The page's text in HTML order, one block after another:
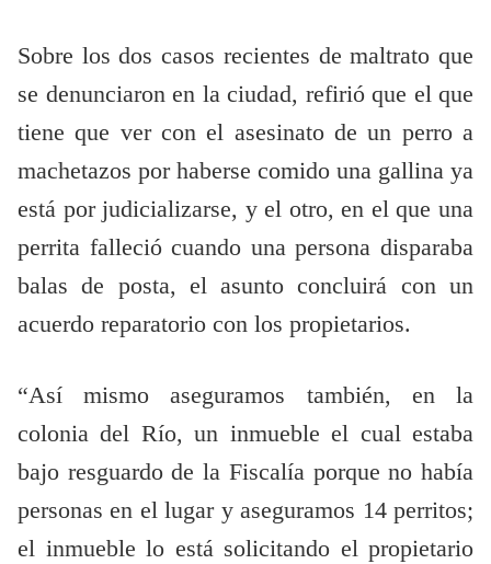
Sobre los dos casos recientes de maltrato que
se denunciaron en la ciudad, refirió que el que
tiene que ver con el asesinato de un perro a
machetazos por haberse comido una gallina ya
está por judicializarse, y el otro, en el que una
perrita falleció cuando una persona disparaba
balas de posta, el asunto concluirá con un
acuerdo reparatorio con los propietarios.
“Así mismo aseguramos también, en la
colonia del Río, un inmueble el cual estaba
bajo resguardo de la Fiscalía porque no había
personas en el lugar y aseguramos 14 perritos;
el inmueble lo está solicitando el propietario